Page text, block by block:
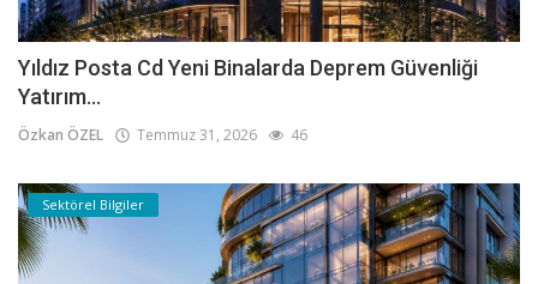
Yıldız Posta Cd Yeni Binalarda Deprem Güvenliği
Yatırım...
Özkan ÖZEL Temmuz 31, 2026 46
Sektörel Bilgiler